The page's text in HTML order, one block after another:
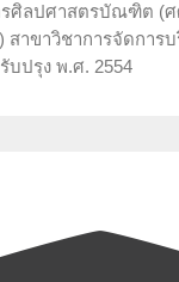
ศิลปศาสตรบัณฑิต (ศ
สาขาวิชาการจัดการ
บปรุง พ.ศ. 2554